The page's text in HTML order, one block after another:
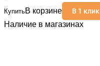
КупитьВ корзине В 1 клик
Наличие в магазинах